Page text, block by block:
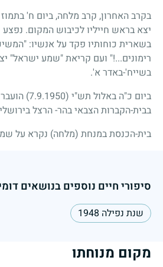
בקרב האחרון, קרב מלחה, ביום ח'
יצא בראש חייליו לכיבוש המקום.
בשארית כוחותיו פקד על אנשיו:
רימונים...!" ועם קריאת "שמע ישראל"
בשייח'-באדר א'.
ביום כ"ה באלול תש"י (7.9.1950)
בבית-הקברות הצבאי בהר- הרצל
בית-הכנסת במנחת (מלחה) נקרא על שמו,
סיפורי חיים נוספים בנושאים
שנת נפילה 1948
מקום מנוחתו